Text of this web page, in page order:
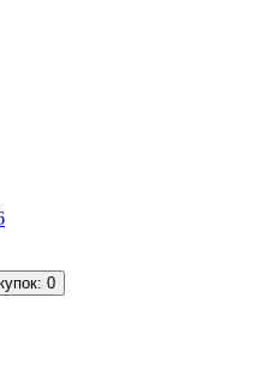
: 0